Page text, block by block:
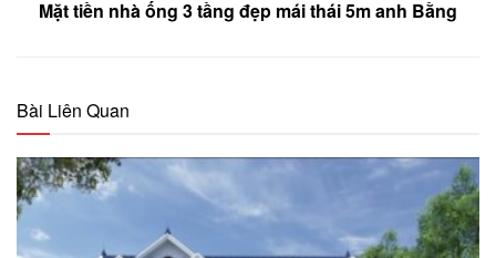
Mặt tiền nhà ống 3 tầng đẹp mái thái 5m anh Bằng
Bài Liên Quan